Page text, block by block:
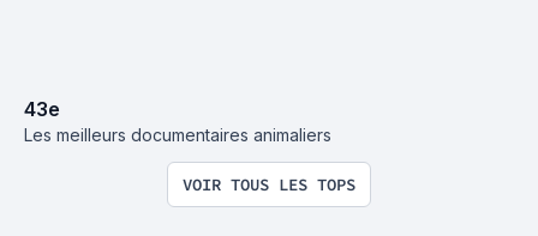
43e
Les meilleurs documentaires animaliers
VOIR TOUS LES TOPS